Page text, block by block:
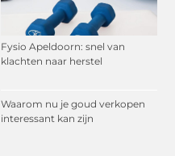
Fysio Apeldoorn: snel van
klachten naar herstel
Waarom nu je goud verkopen
interessant kan zijn